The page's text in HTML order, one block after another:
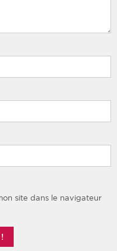
site dans le navigateur